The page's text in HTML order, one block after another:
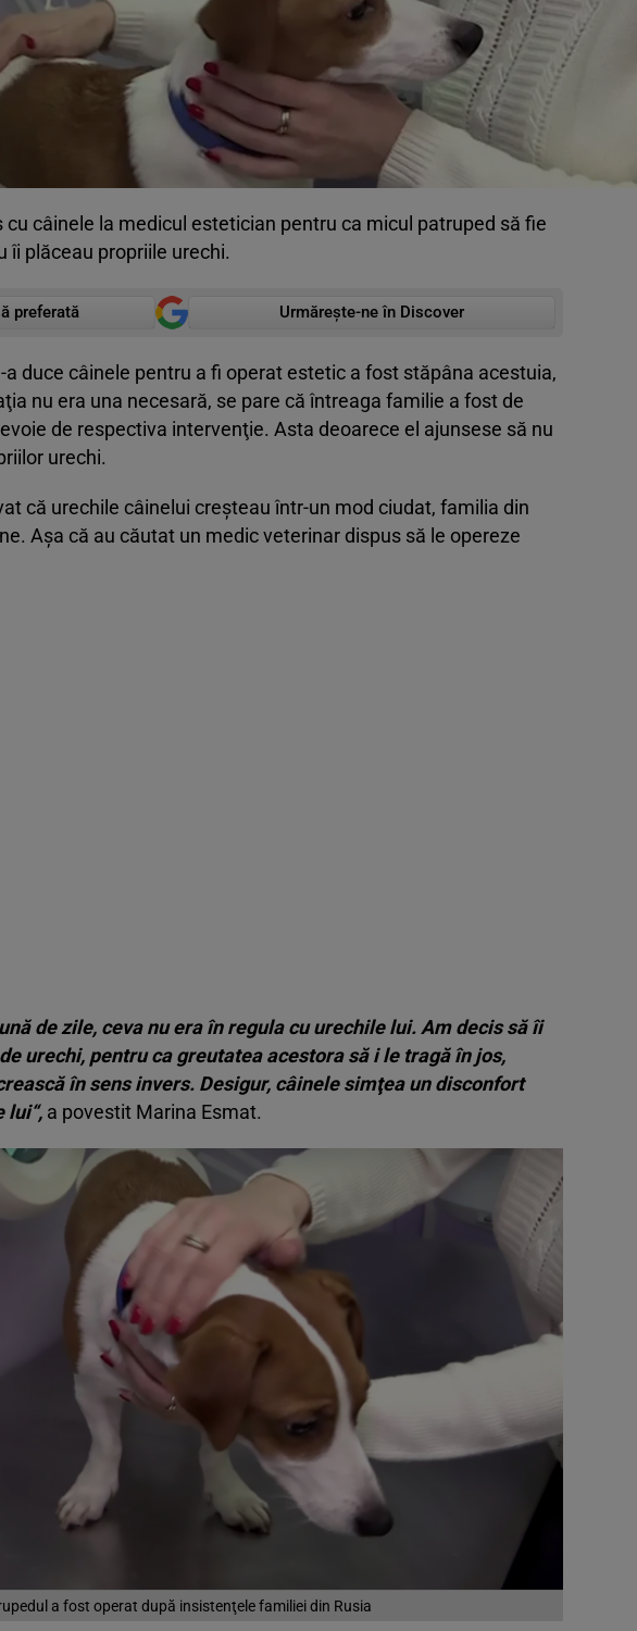
cu câinele la medicul estetician pentru ca micul patruped să fie
îi plăceau propriile urechi.
preferată Urmărește-ne în Discover
a duce câinele pentru a fi operat estetic a fost stăpâna acestuia,
nu era una necesară, se pare că întreaga familie a fost de
de respectiva intervenţie. Asta deoarece el ajunsese să nu
urechi.
că urechile câinelui creşteau într-un mod ciudat, familia din
Aşa că au căutat un medic veterinar dispus să le opereze
de zile, ceva nu era în regula cu urechile lui. Am decis să îi
urechi, pentru ca greutatea acestora să i le tragă în jos,
în sens invers. Desigur, câinele simţea un disconfort
lui“, a povestit Marina Esmat.
a fost operat după insistenţele familiei din Rusia